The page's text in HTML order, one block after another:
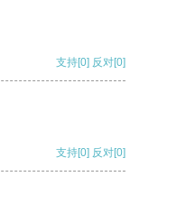
支持[0] 反对[0]
支持[0] 反对[0]